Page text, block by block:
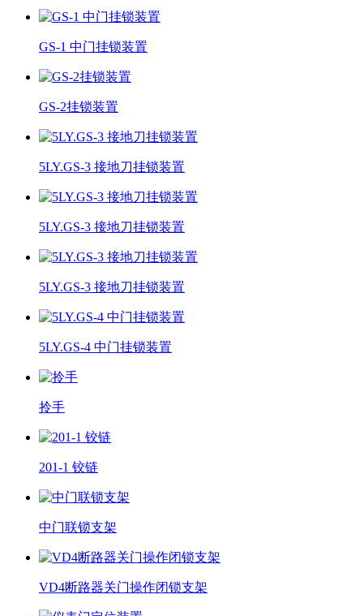
GS-1 中门挂锁装置
GS-2挂锁装置
5LY.GS-3 接地刀挂锁装置
5LY.GS-3 接地刀挂锁装置
5LY.GS-3 接地刀挂锁装置
5LY.GS-4 中门挂锁装置
拎手
201-1 铰链
中门联锁支架
VD4断路器关门操作闭锁支架